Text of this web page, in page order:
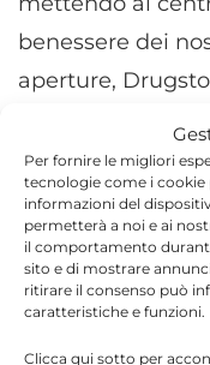
Per fornire le migliori
tecnologie come i cookie
informazioni del
permetterà a noi e ai
il comportamento
sito e di mostrare
ritirare il consenso può
caratteristiche e funzioni.
Clicca qui sotto per
benessere dei
aperture,
riferimento per
unendo
concept di